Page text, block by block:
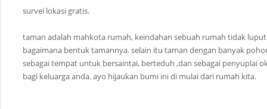
survei lokasi gratis.
taman adalah mahkota rumah, keindahan sebuah rumah tidak
bagaimana bentuk tamannya. selain itu taman dengan banyak
sebagai tempat untuk bersaintai, berteduh ,dan sebagai penyuplai
bagi keluarga anda. ayo hijaukan bumi ini di mulai dari rumah kita.